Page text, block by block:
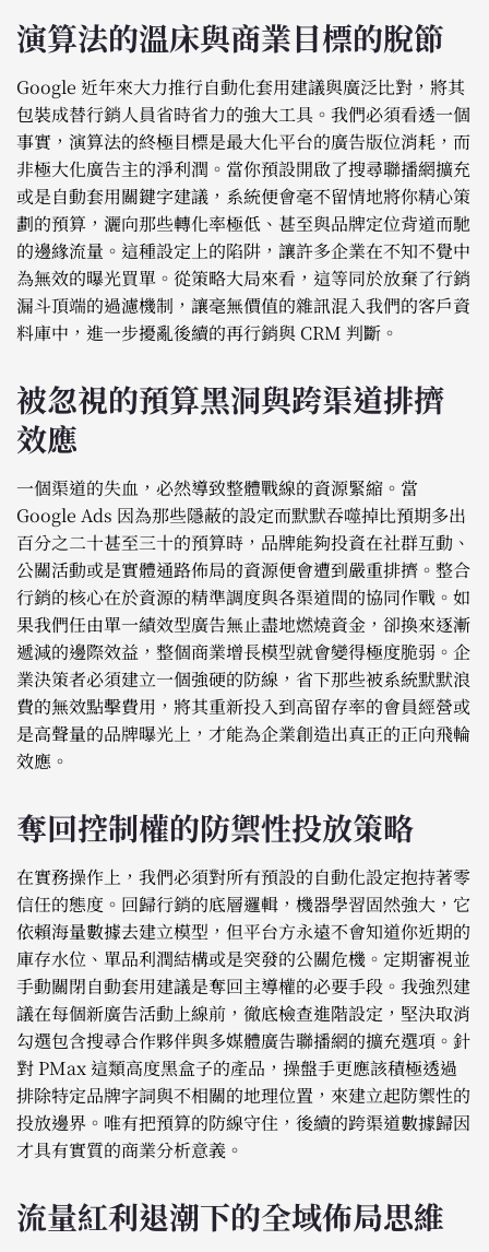
演算法的溫床與商業目標的脫節
Google 近年來大力推行自動化套用建議與廣泛比對，將其
包裝成替行銷人員省時省力的強大工具。我們必須看透一個
事實，演算法的終極目標是最大化平台的廣告版位消耗，而
非極大化廣告主的淨利潤。當你預設開啟了搜尋聯播網擴充
或是自動套用關鍵字建議，系統便會毫不留情地將你精心策
劃的預算，灑向那些轉化率極低、甚至與品牌定位背道而馳
的邊緣流量。這種設定上的陷阱，讓許多企業在不知不覺中
為無效的曝光買單。從策略大局來看，這等同於放棄了行銷
漏斗頂端的過濾機制，讓毫無價值的雜訊混入我們的客戶資
料庫中，進一步擾亂後續的再行銷與 CRM 判斷。
被忽視的預算黑洞與跨渠道排擠
效應
一個渠道的失血，必然導致整體戰線的資源緊縮。當
Google Ads 因為那些隱蔽的設定而默默吞噬掉比預期多出
百分之二十甚至三十的預算時，品牌能夠投資在社群互動、
公關活動或是實體通路佈局的資源便會遭到嚴重排擠。整合
行銷的核心在於資源的精準調度與各渠道間的協同作戰。如
果我們任由單一績效型廣告無止盡地燃燒資金，卻換來逐漸
遞減的邊際效益，整個商業增長模型就會變得極度脆弱。企
業決策者必須建立一個強硬的防線，省下那些被系統默默浪
費的無效點擊費用，將其重新投入到高留存率的會員經營或
是高聲量的品牌曝光上，才能為企業創造出真正的正向飛輪
效應。
奪回控制權的防禦性投放策略
在實務操作上，我們必須對所有預設的自動化設定抱持著零
信任的態度。回歸行銷的底層邏輯，機器學習固然強大，它
依賴海量數據去建立模型，但平台方永遠不會知道你近期的
庫存水位、單品利潤結構或是突發的公關危機。定期審視並
手動關閉自動套用建議是奪回主導權的必要手段。我強烈建
議在每個新廣告活動上線前，徹底檢查進階設定，堅決取消
勾選包含搜尋合作夥伴與多媒體廣告聯播網的擴充選項。針
對 PMax 這類高度黑盒子的產品，操盤手更應該積極透過
排除特定品牌字詞與不相關的地理位置，來建立起防禦性的
投放邊界。唯有把預算的防線守住，後續的跨渠道數據歸因
才具有實質的商業分析意義。
流量紅利退潮下的全域佈局思維